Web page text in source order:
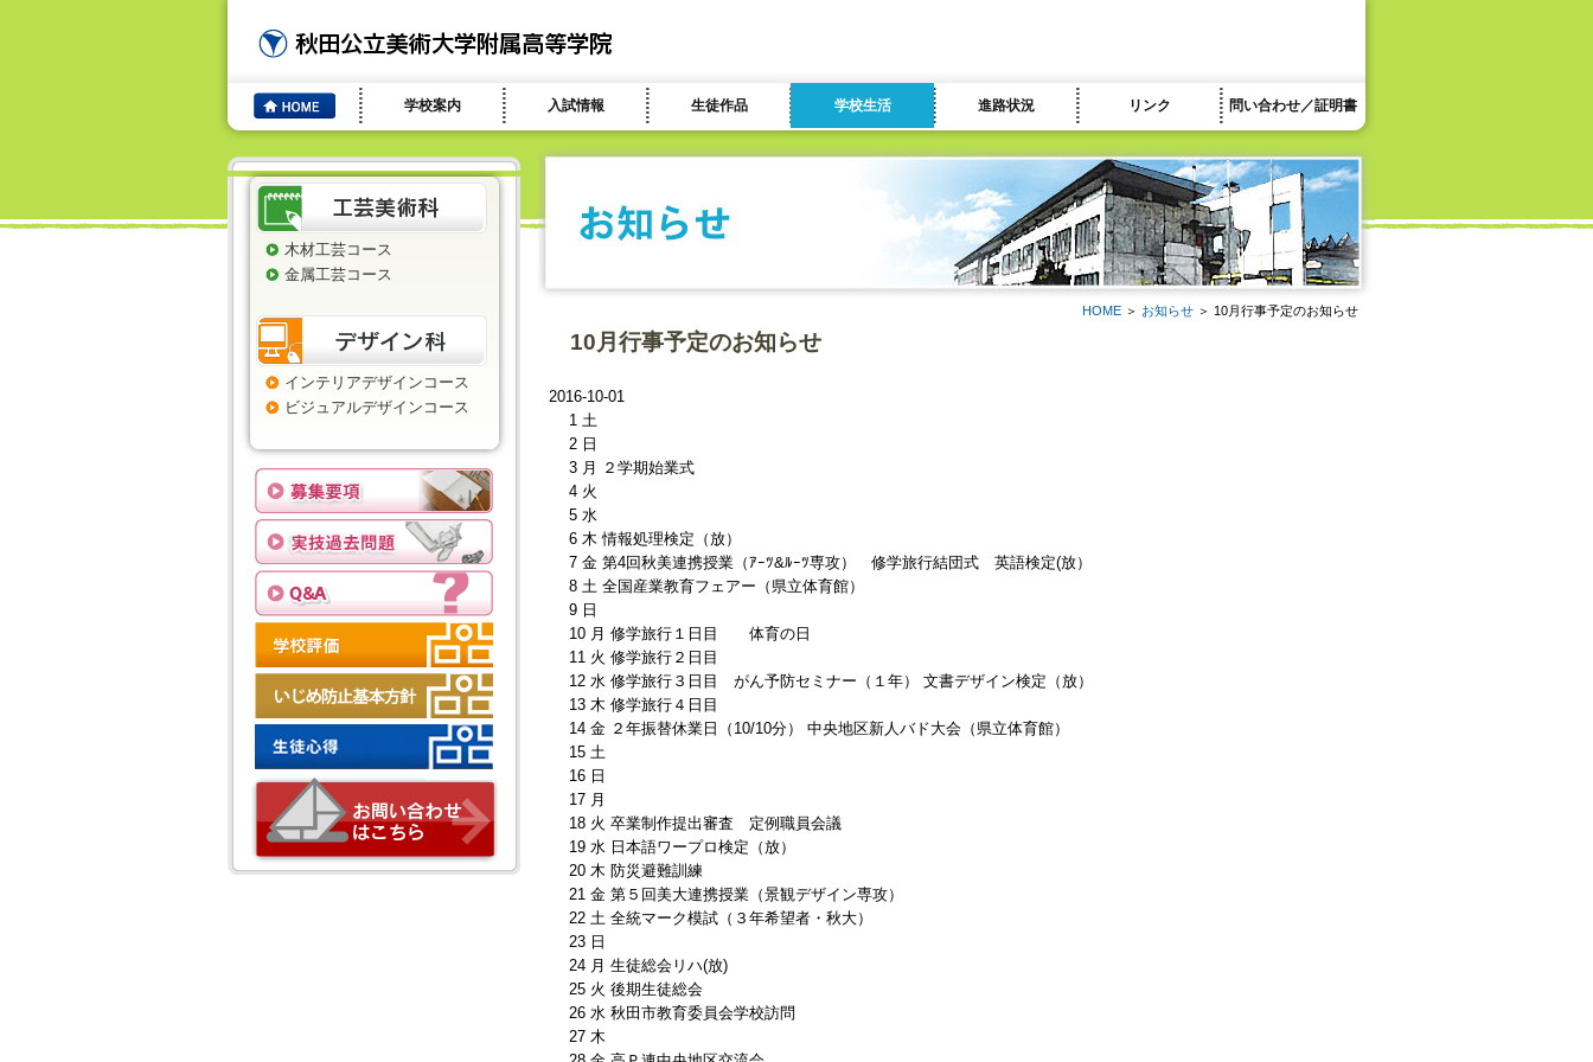
学校案内 入試情報 生徒作品 学校生活 進路状況 リンク 問い合わせ／証明書
木材工芸コース
金属工芸コース
インテリアデザインコース
ビジュアルデザインコース
HOME ＞ お知らせ ＞ 10月行事予定のお知らせ
10月行事予定のお知らせ
2016-10-01
1 土
2 日
3 月 ２学期始業式
4 火
5 水
6 木 情報処理検定（放）
7 金 第4回秋美連携授業（ｱｰﾂ&ﾙｰﾂ専攻） 修学旅行結団式 英語検定(放）
8 土 全国産業教育フェアー（県立体育館）
9 日
10 月 修学旅行１日目 体育の日
11 火 修学旅行２日目
12 水 修学旅行３日目 がん予防セミナー（１年） 文書デザイン検定（放）
13 木 修学旅行４日目
14 金 ２年振替休業日（10/10分） 中央地区新人バド大会（県立体育館）
15 土
16 日
17 月
18 火 卒業制作提出審査 定例職員会議
19 水 日本語ワープロ検定（放）
20 木 防災避難訓練
21 金 第５回美大連携授業（景観デザイン専攻）
22 土 全統マーク模試（３年希望者・秋大）
23 日
24 月 生徒総会リハ(放)
25 火 後期生徒総会
26 水 秋田市教育委員会学校訪問
27 木